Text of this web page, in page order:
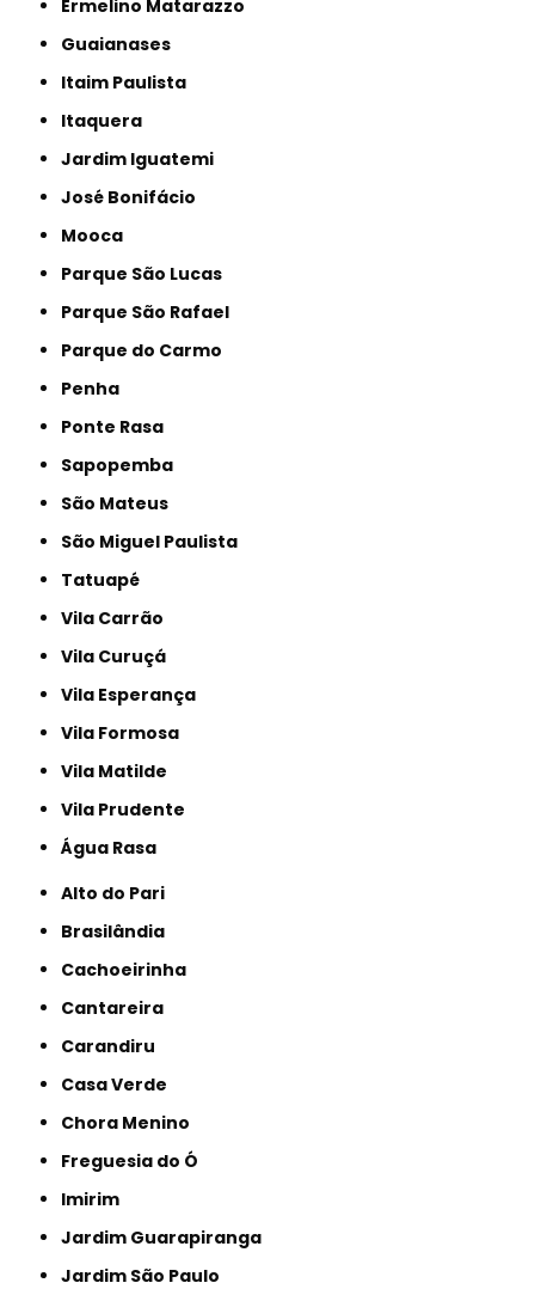
Ermelino Matarazzo
Guaianases
Itaim Paulista
Itaquera
Jardim Iguatemi
José Bonifácio
Mooca
Parque São Lucas
Parque São Rafael
Parque do Carmo
Penha
Ponte Rasa
Sapopemba
São Mateus
São Miguel Paulista
Tatuapé
Vila Carrão
Vila Curuçá
Vila Esperança
Vila Formosa
Vila Matilde
Vila Prudente
Água Rasa
Alto do Pari
Brasilândia
Cachoeirinha
Cantareira
Carandiru
Casa Verde
Chora Menino
Freguesia do Ó
Imirim
Jardim Guarapiranga
Jardim São Paulo